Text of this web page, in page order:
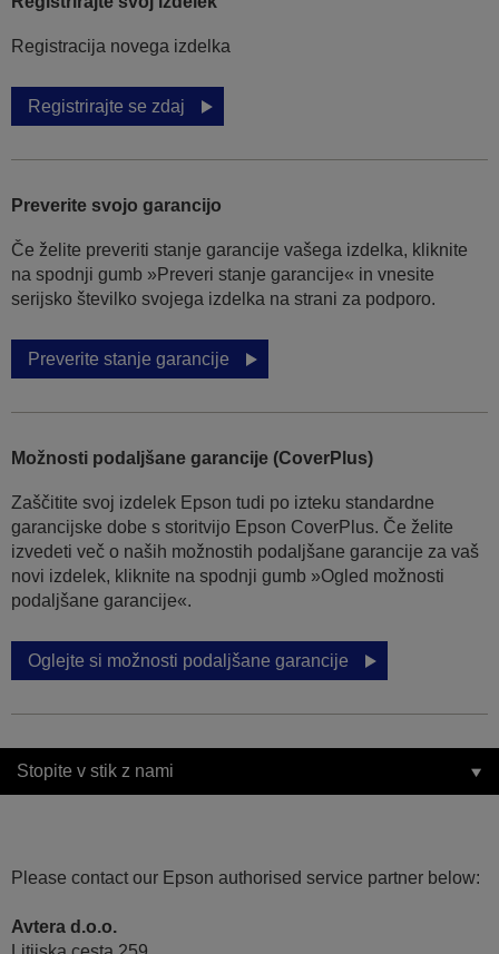
Registracija novega izdelka
Registrirajte se zdaj
Preverite svojo garancijo
Če želite preveriti stanje garancije vašega izdelka, kliknite
na spodnji gumb »Preveri stanje garancije« in vnesite
serijsko številko svojega izdelka na strani za podporo.
Preverite stanje garancije
Možnosti podaljšane garancije (CoverPlus)
Zaščitite svoj izdelek Epson tudi po izteku standardne
garancijske dobe s storitvijo Epson CoverPlus. Če želite
izvedeti več o naših možnostih podaljšane garancije za vaš
novi izdelek, kliknite na spodnji gumb »Ogled možnosti
podaljšane garancije«.
Oglejte si možnosti podaljšane garancije
Stopite v stik z nami
Please contact our Epson authorised service partner below:
Avtera d.o.o.